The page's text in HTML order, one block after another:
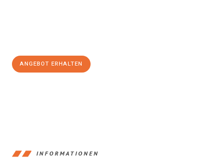
ANGEBOT ERHALTEN
INFORMATIONEN